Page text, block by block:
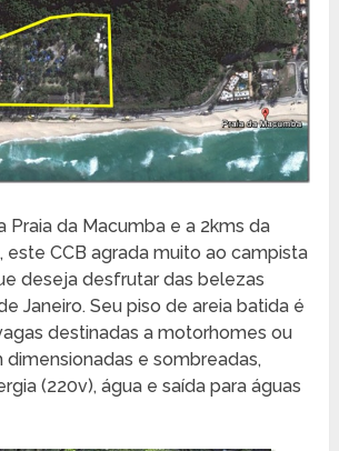
Praia da Macumba e a 2kms da
este CCB agrada muito ao campista
deseja desfrutar das belezas
Janeiro. Seu piso de areia batida é
destinadas a motorhomes ou
dimensionadas e sombreadas,
(220v), água e saída para águas